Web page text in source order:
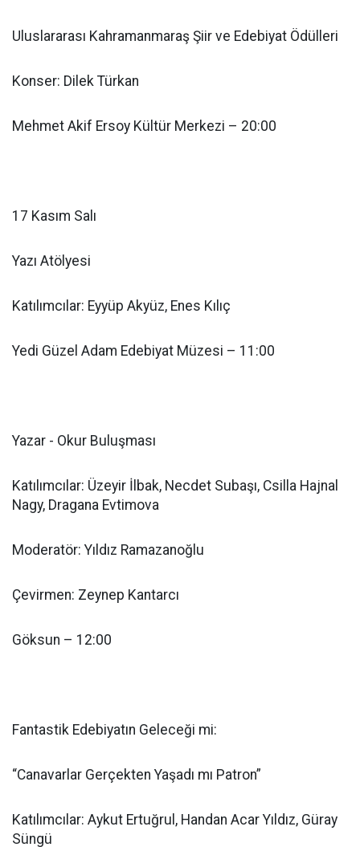
Uluslararası Kahramanmaraş Şiir ve Edebiyat Ödülleri
Konser: Dilek Türkan
Mehmet Akif Ersoy Kültür Merkezi – 20:00
17 Kasım Salı
Yazı Atölyesi
Katılımcılar: Eyyüp Akyüz, Enes Kılıç
Yedi Güzel Adam Edebiyat Müzesi – 11:00
Yazar - Okur Buluşması
Katılımcılar: Üzeyir İlbak, Necdet Subaşı, Csilla Hajnal
Nagy, Dragana Evtimova
Moderatör: Yıldız Ramazanoğlu
Çevirmen: Zeynep Kantarcı
Göksun – 12:00
Fantastik Edebiyatın Geleceği mi:
“Canavarlar Gerçekten Yaşadı mı Patron”
Katılımcılar: Aykut Ertuğrul, Handan Acar Yıldız, Güray
Süngü